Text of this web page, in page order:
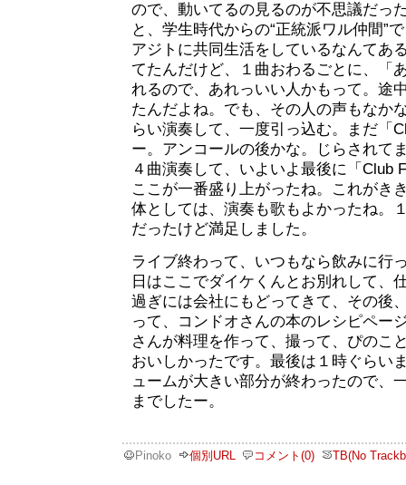
ので、動いてるの見るのが不思議だっ
と、学生時代からの“正統派ワル仲間”
アジトに共同生活をしているなんてあ
てたんだけど、１曲おわるごとに、「
れるので、あれっいい人かもって。途
たんだよね。でも、その人の声もなか
らい演奏して、一度引っ込む。まだ「
ー。アンコールの後かな。じらされて
４曲演奏して、いよいよ最後に「Club
ここが一番盛り上がったね。これがき
体としては、演奏も歌もよかったね。
だったけど満足しました。
ライブ終わって、いつもなら飲みに行
日はここでダイケくんとお別れして、
過ぎには会社にもどってきて、その後
って、コンドオさんの本のレシピペー
さんが料理を作って、撮って、ぴのこ
おいしかったです。最後は１時ぐらい
ュームが大きい部分が終わったので、
までしたー。
Pinoko 個別URL コメント(0) TB(No